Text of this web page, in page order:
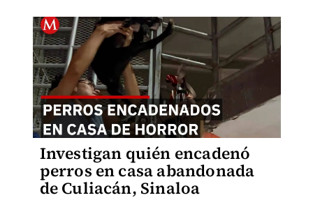
Investigan quién encadenó
perros en casa abandonada
de Culiacán, Sinaloa